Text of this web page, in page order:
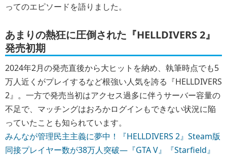
ってのエピソードを語りました。
あまりの熱狂に圧倒された『HELLDIVERS 2』
発売初期
2024年2月の発売直後から大ヒットを納め、執筆時点でも5
万人近くがプレイするなど根強い人気を誇る『HELLDIVERS
2』。一方で発売当初はアクセス過多に伴うサーバー容量の
不足で、マッチングはおろかログインもできない状況に陥
っていたことも知られています。
みんなが管理民主主義に夢中！『HELLDIVERS 2』Steam版
同接プレイヤー数が38万人突破―『GTA V』『Starfield』